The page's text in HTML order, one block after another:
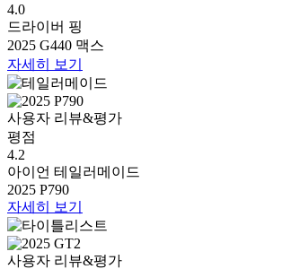
4.0
드라이버 핑
2025 G440 맥스
자세히 보기
사용자 리뷰&평가
평점
4.2
아이언 테일러메이드
2025 P790
자세히 보기
사용자 리뷰&평가